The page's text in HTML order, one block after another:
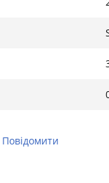
Повідомити